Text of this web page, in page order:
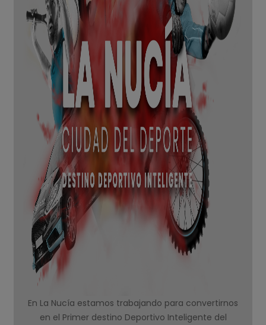
En La Nucía estamos trabajando para convertirnos
en el Primer destino Deportivo Inteligente del